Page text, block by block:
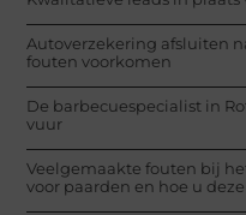
Autoverzekering afsluiten
fouten voorkomen
De barbecuespecialist in
vuur
Veelgemaakte fouten bij
voor paarden en hoe u